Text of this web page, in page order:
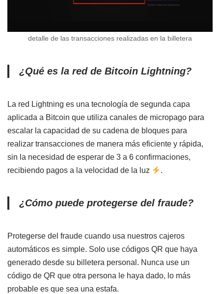
detalle de las transacciones realizadas en la billetera
¿Qué es la red de Bitcoin Lightning?
La red Lightning es una tecnología de segunda capa
aplicada a Bitcoin que utiliza canales de micropago para
escalar la capacidad de su cadena de bloques para
realizar transacciones de manera más eficiente y rápida,
sin la necesidad de esperar de 3 a 6 confirmaciones,
recibiendo pagos a la velocidad de la luz
.
¿Cómo puede protegerse del fraude?
Protegerse del fraude cuando usa nuestros cajeros
automáticos es simple. Solo use códigos QR que haya
generado desde su billetera personal. Nunca use un
código de QR que otra persona le haya dado, lo más
probable es que sea una estafa.